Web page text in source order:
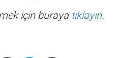
için buraya tıklayın.